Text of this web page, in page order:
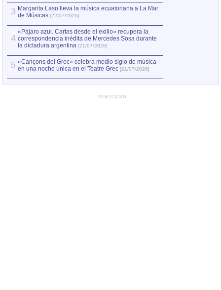
3 Margarita Laso lleva la música ecuatoriana a La Mar
de Músicas [22/07/2026]
4
«Pájaro azul. Cartas desde el exilio» recupera la
correspondencia inédita de Mercedes Sosa durante
la dictadura argentina [21/07/2026]
5 «Cançons del Grec» celebra medio siglo de música
en una noche única en el Teatre Grec [21/07/2026]
PUBLICIDAD